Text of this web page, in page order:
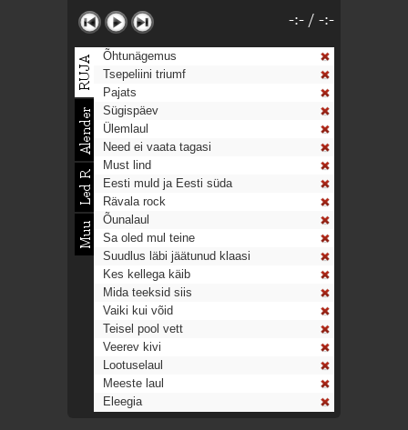
-:- / -:-
Õhtunägemus
Tsepeliini triumf
Pajats
Sügispäev
Ülemlaul
Need ei vaata tagasi
Must lind
Eesti muld ja Eesti süda
Rävala rock
Õunalaul
Sa oled mul teine
Suudlus läbi jäätunud klaasi
Kes kellega käib
Mida teeksid siis
Vaiki kui võid
Teisel pool vett
Veerev kivi
Lootuselaul
Meeste laul
Eleegia